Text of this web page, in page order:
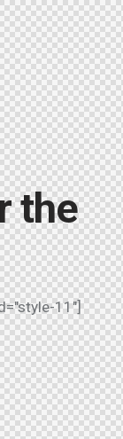
the
11"]